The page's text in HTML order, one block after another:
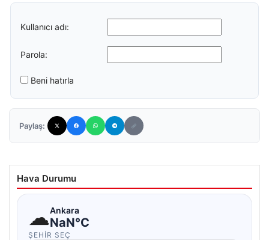
Kullanıcı adı:
Parola:
Beni hatırla
Paylaş:
Hava Durumu
☁Ankara
NaN°C
ŞEHIR SEÇ